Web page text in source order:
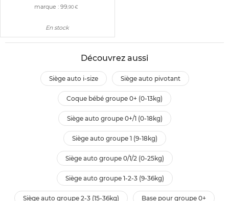
marque :99,90 €
En stock
Découvrez aussi
siège auto i-size siège auto pivotant
coque bébé groupe 0+ (0-13kg)
siège auto groupe 0+/1 (0-18kg)
siège auto groupe 1 (9-18kg)
siège auto groupe 0/1/2 (0-25kg)
siège auto groupe 1-2-3 (9-36kg)
siège auto groupe 2-3 (15-36kg) base pour groupe 0+